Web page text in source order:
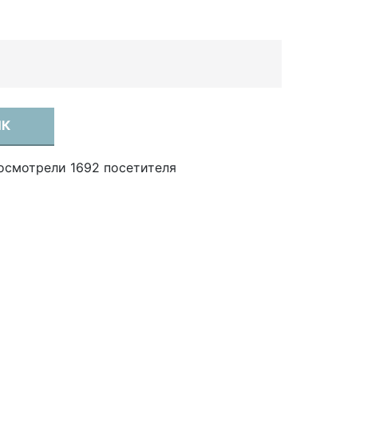
1692 посетителя